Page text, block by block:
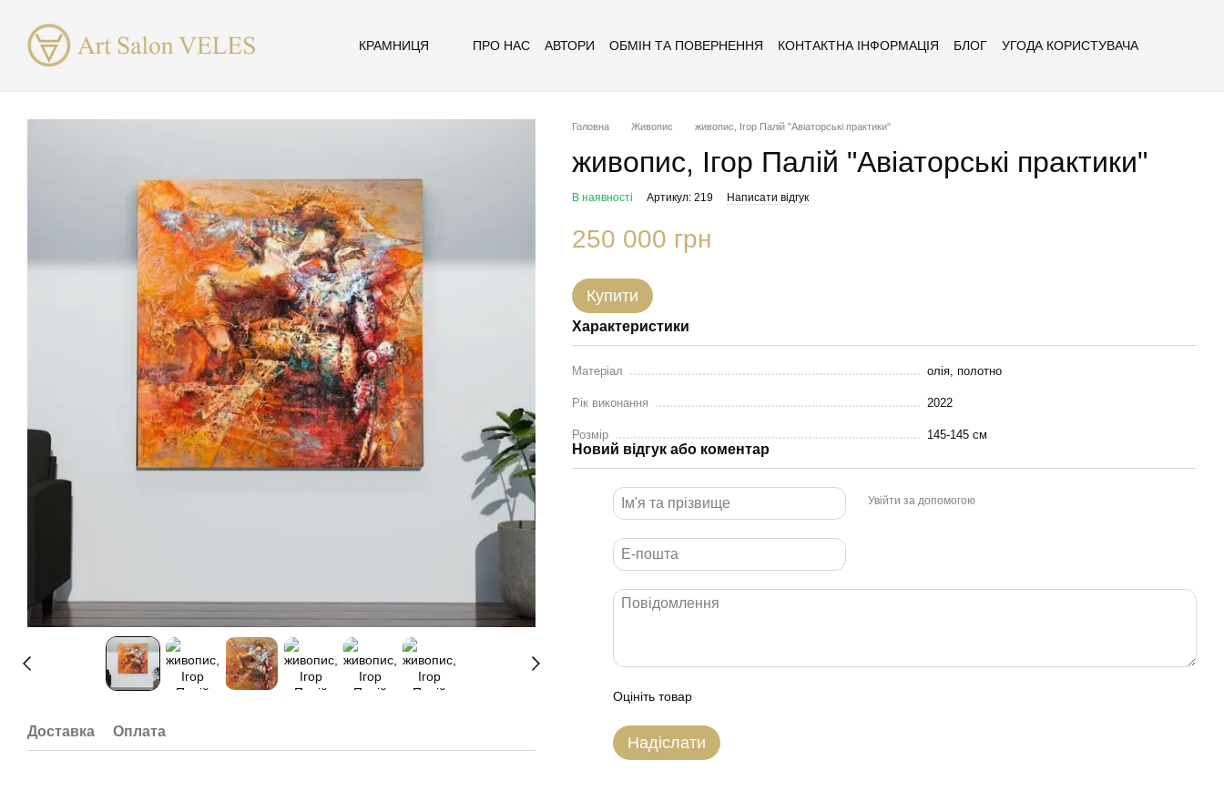
КРАМНИЦЯ ПРО НАС АВТОРИ ОБМІН ТА ПОВЕРНЕННЯ КОНТАКТНА ІНФОРМАЦІЯ БЛОГ УГОДА КОРИСТУВАЧА
Доставка Оплата
Головна Живопис живопис, Ігор Палій "Авіаторські практики"
живопис, Ігор Палій "Авіаторські практики"
В наявності Артикул: 219 Написати відгук
250 000 грн
Купити
Характеристики
Матеріал олія, полотно
Рік виконання 2022
Розмір 145-145 см
Новий відгук або коментар
Увійти за допомогою
Оцініть товар
Надіслати